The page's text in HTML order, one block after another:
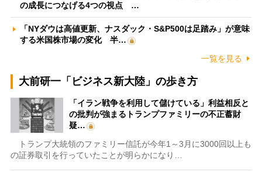
の成長につなげる4つの視点 …
「NYダウは高値更新、ナスダック・S&P500は足踏み」が意味
する米国株市場の変化 半…
一覧を見る
大前研一「ビジネス新大陸」の歩き方
「イラン戦争を利用して儲けている」利益相反と
の批判が強まるトランプファミリーの不正蓄財
疑…
トランプ大統領のファミリー信託が今年1～3月に3000回以上も
の証券取引を行っていたことが明らかになり…